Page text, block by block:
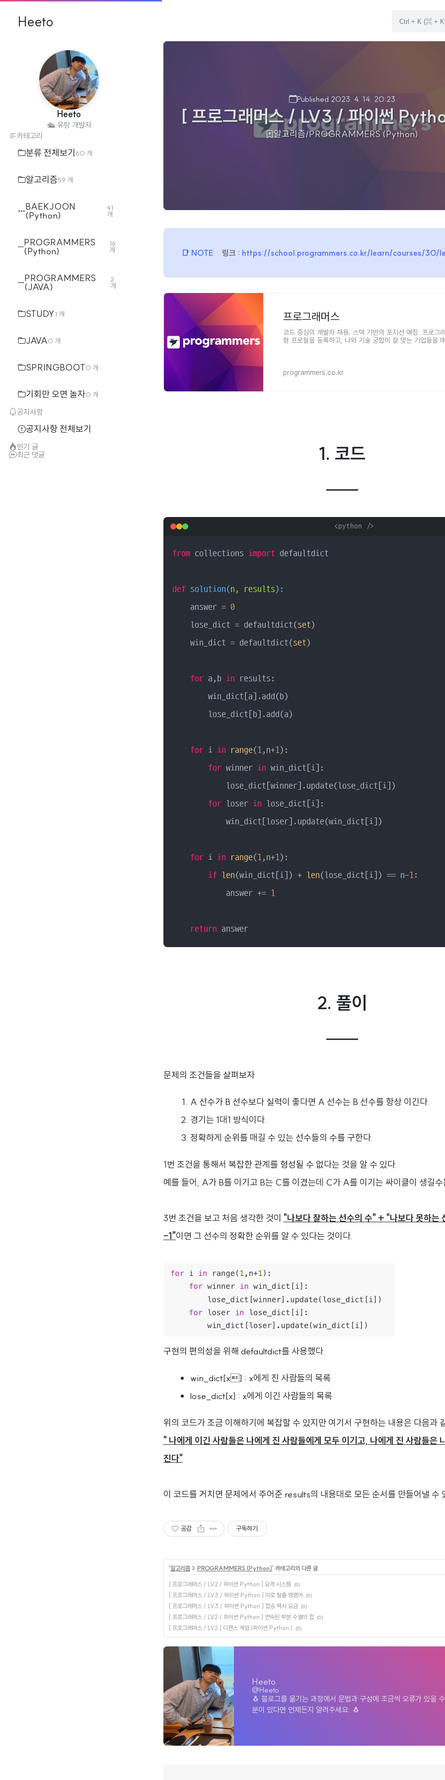
Heeto
Heeto
🛳️ 유랑 개발자
카테고리
분류 전체보기 60 개
알고리즘59 개
BAEKJOON
(Python)
41
개
PROGRAMMERS
(Python)
16
개
PROGRAMMERS
(JAVA)
2
개
STUDY1 개
JAVA0 개
SPRINGBOOT0 개
기회만 오면 놀자0 개
공지사항
공지사항 전체보기
인기 글
최근 댓글
Published 2023. 4. 14. 20:23
[ 프로그래머스 / LV3 / 파이썬
알고리즘/PROGRAMMERS (Python)
링크 : https://school.programmers.co.kr/learn/courses/30/
프로그래머스
코드 중심의 개발자 채용. 스택 기반의 포지션 매칭. 프로그
형 프로필을 등록하고, 나와 기술 궁합이 잘 맞는 기업들을
programmers.co.kr
1. 코드
      <python />
from collections import defaultdict
def solution(n, results):
    answer =
0
    lose_dict = defaultdict(
set)
    win_dict = defaultdict(
set)
for a,b in results:
        win_dict[a].add(b)
        lose_dict[b].add(a)
for i in range(1,n+1):
for winner in win_dict[i]:
            lose_dict[winner].update(lose_dict[i])
for loser in lose_dict[i]:
            win_dict[loser].update(win_dict[i])
for i in range(1,n+1):
if len(win_dict[i]) + len(lose_dict[i]) == n-1:
            answer +=
1
return answer
2. 풀이
문제의 조건들을 살펴보자
A 선수가 B 선수보다 실력이 좋다면 A 선수는 B 선수를 항상 이긴다.
경기는 1대1 방식이다.
정확하게 순위를 매길 수 있는 선수들의 수를 구한다.
1번 조건을 통해서 복잡한 관계를 형성될 수 없다는 것을 알 수 있다.
예를 들어, A가 B를 이기고 B는 C를 이겼는데 C가 A를 이기는 싸이클이 생길수
3번 조건을 보고 처음 생각한 것이 "나보다 잘하는 선수의 수" + "나보다 못하는
-1"이면 그 선수의 정확한 순위를 알 수 있다는 것이다.
구현의 편의성을 위해 defaultdict를 사용했다.
win_dict[x] : x에게 진 사람들의 목록
lose_dict[x] : x에게 이긴 사람들의 목록
위의 코드가 조금 이해하기에 복잡할 수 있지만 여기서 구현하는 내용은 다음과
" 나에게 이긴 사람들은 나에게 진 사람들에게 모두 이기고, 나에게 진 사람들은
진다"
이 코드를 거치면 문제에서 주어준 results의 내용대로 모든 순서를 만들어낼 수
공감 구독하기
'알고리즘> PROGRAMMERS (Python)' 카테고리의 다른 글
[ 프로그래머스 / LV2 / 파이썬 Python ] 요격 시스템 (0)
[ 프로그래머스 / LV3 / 파이썬 Python ] 미로 탈출 명령어 (0)
[ 프로그래머스 / LV3 / 파이썬 Python ] 합승 택시 요금 (0)
[ 프로그래머스 / LV2 / 파이썬 Python ] 연속된 부분 수열의 합 (0)
[ 프로그래머스 / LV2 ] 디펜스 게임 (파이썬 Python ) (0)
Heeto
@Heeto
🐧 블로그를 옮기는 과정에서 문법과 구성에 조금씩 오류가 있을
분이 있다면 언제든지 알려주세요. 🐧